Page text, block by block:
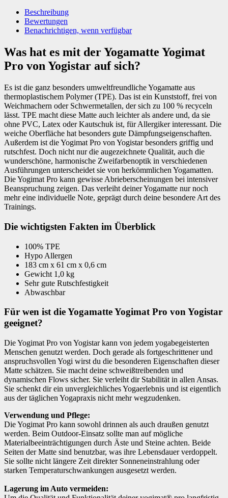
Beschreibung
Bewertungen
Benachrichtigen, wenn verfügbar
Was hat es mit der Yogamatte Yogimat
Pro von Yogistar auf sich?
Es ist die ganz besonders umweltfreundliche Yogamatte aus
thermoplastischem Polymer (TPE). Das ist ein Kunststoff, frei von
Weichmachern oder Schwermetallen, der sich zu 100 % recyceln
lässt. TPE macht diese Matte auch leichter als andere und, da sie
ohne PVC, Latex oder Kautschuk ist, für Allergiker interessant. Die
weiche Oberfläche hat besonders gute Dämpfungseigenschaften.
Außerdem ist die Yogimat Pro von Yogistar besonders griffig und
rutschfest. Doch nicht nur die augezeichnete Qualität, auch die
wunderschöne, harmonische Zweifarbenoptik in verschiedenen
Ausführungen unterscheidet sie von herkömmlichen Yogamatten.
Die Yogimat Pro kann gewisse Abrieberscheinungen bei intensiver
Beanspruchung zeigen. Das verleiht deiner Yogamatte nur noch
mehr eine individuelle Note, geprägt durch deine besondere Art des
Trainings.
Die wichtigsten Fakten im Überblick
100% TPE
Hypo Allergen
183 cm x 61 cm x 0,6 cm
Gewicht 1,0 kg
Sehr gute Rutschfestigkeit
Abwaschbar
Für wen ist die Yogamatte Yogimat Pro von Yogistar
geeignet?
Die Yogimat Pro von Yogistar kann von jedem yogabegeisterten
Menschen genutzt werden. Doch gerade als fortgeschrittener und
anspruchsvollen Yogi wirst du die besonderen Eigenschaften dieser
Matte schätzen. Sie macht deine schweißtreibenden und
dynamischen Flows sicher. Sie verleiht dir Stabilität in allen Ansas.
Sie schenkt dir ein unvergleichliches Yogaerlebnis und ist eigentlich
aus der täglichen Yogapraxis nicht mehr wegzudenken.
Verwendung und Pflege:
Die Yogimat Pro kann sowohl drinnen als auch draußen genutzt
werden. Beim Outdoor-Einsatz sollte man auf mögliche
Materialbeeinträchtigungen durch Äste und Steine achten. Beide
Seiten der Matte sind benutzbar, was ihre Lebensdauer verdoppelt.
Sie sollte nicht längere Zeit direkter Sonneneinstrahlung oder
starken Temperaturschwankungen ausgesetzt werden.
Lagerung im Auto vermeiden: